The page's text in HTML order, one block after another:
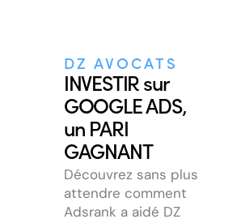
DZ AVOCATS
INVESTIR sur
GOOGLE ADS,
un PARI
GAGNANT
Découvrez sans plus
attendre comment
Adsrank a aidé DZ